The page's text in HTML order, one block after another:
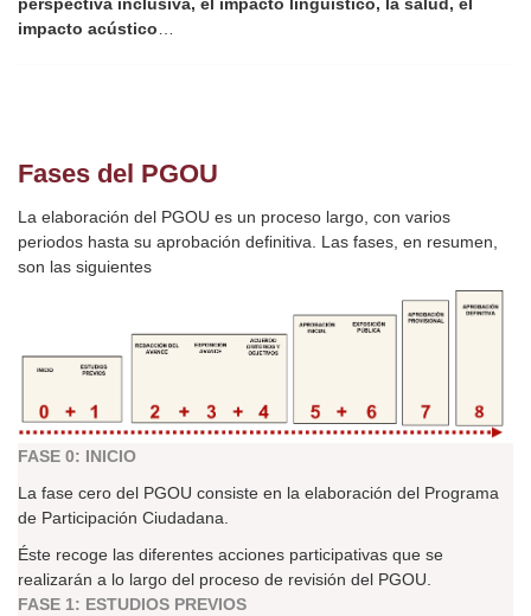
impacto acústico
Fases del PGOU
La elaboración del PGOU es un proceso largo, con varios
periodos hasta su aprobación definitiva. Las fases, en resumen,
son las siguientes
FASE 0: INICIO
La fase cero del PGOU consiste en la elaboración del Programa
de Participación Ciudadana.
Éste recoge las diferentes acciones participativas que se
realizarán a lo largo del proceso de revisión del PGOU.
FASE 1: ESTUDIOS PREVIOS